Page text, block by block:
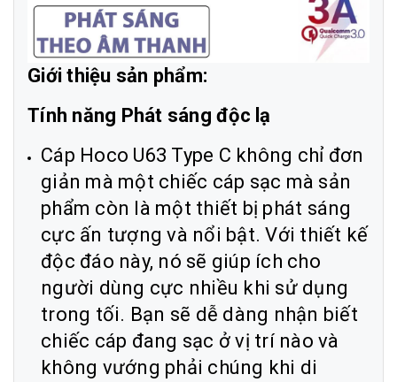
Giới thiệu sản phẩm:
Tính năng Phát sáng độc lạ
Cáp Hoco U63 Type C không chỉ đơn
giản mà một chiếc cáp sạc mà sản
phẩm còn là một thiết bị phát sáng
cực ấn tượng và nổi bật. Với thiết kế
độc đáo này, nó sẽ giúp ích cho
người dùng cực nhiều khi sử dụng
trong tối. Bạn sẽ dễ dàng nhận biết
chiếc cáp đang sạc ở vị trí nào và
không vướng phải chúng khi di